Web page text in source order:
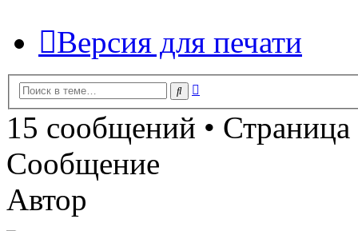
Версия для печати
Поиск
15 сообщений • Страница
Сообщение
Автор